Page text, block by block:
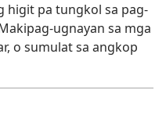
higit pa tungkol sa pag-
ugnayan sa mga
o sumulat sa angkop